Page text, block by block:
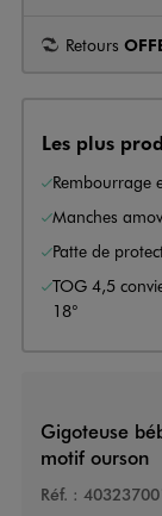
Retours
Les plus
Rembourrage
Manches
Patte de
TOG 4,5
18°
Gigoteuse
motif ourson
Réf. :